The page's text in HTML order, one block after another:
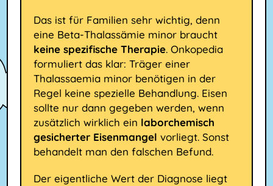
Das ist für Familien sehr wichtig, denn
eine Beta-Thalassämie minor braucht
keine spezifische Therapie. Onkopedia
formuliert das klar: Träger einer
Thalassaemia minor benötigen in der
Regel keine spezielle Behandlung. Eisen
sollte nur dann gegeben werden, wenn
zusätzlich wirklich ein laborchemisch
gesicherter Eisenmangel vorliegt. Sonst
behandelt man den falschen Befund.
Der eigentliche Wert der Diagnose liegt